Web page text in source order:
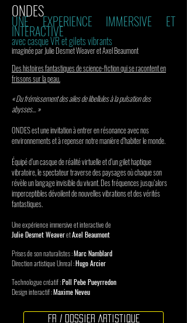
ONDES
UNE EXPERIENCE IMMERSIVE ET
INTERACTIVE
avec casque VR et gilets vibrants
imaginée par Julie Desmet Weaver et Axel Beaumont
Des histoires fantastiques de science-fiction qui se racontent en
frissons sur la peau.
« Du frémissement des ailes de libellules à la pulsation des
abysses… »
ONDES est une invitation à entrer en résonance avec nos
environnements et à repenser notre manière d’habiter le monde.
Équipé d’un casque de réalité virtuelle et d’un gilet haptique
vibratoire, le spectateur traverse des paysages où chaque son
révèle un langage invisible du vivant. Des fréquences jusqu’alors
imperceptibles dévoilent de nouvelles vibrations et des vérités
fantastiques.
Une expérience immersive et interactive de
Julie Desmet WeaveretAxel Beaumont
Prises de son naturalistes :Marc Namblard
Direction artistique Unreal :Hugo Arcier
Technologue créatif :Poll Pebe Pueyrredon
Design interactif :Maxime Neveu
FR / DOSSIER ARTISTIQUE